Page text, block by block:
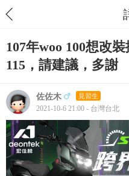
107年woo 100想改
115，請建議，多謝
佐佐木 見習生
2021-10-6 21:00 - 台灣台北